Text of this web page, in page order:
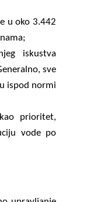
u oko 3.442
iskustva
sve
ispod normi
prioritet,
vode po